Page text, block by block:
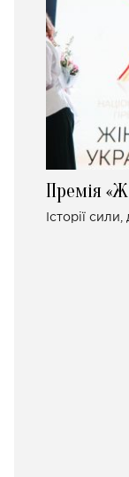
Премія
Історії